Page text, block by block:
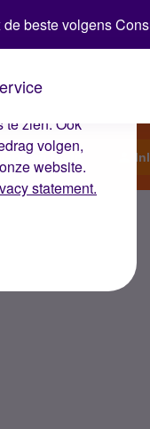
op de
te zien. Ook
volgen,
website.
statement.
de beste volgens
een topic